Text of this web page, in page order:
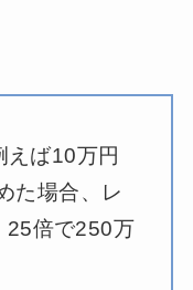
えば10万円
た場合、レ
25倍で250万